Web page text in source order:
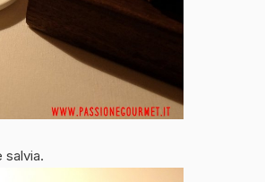
salvia.